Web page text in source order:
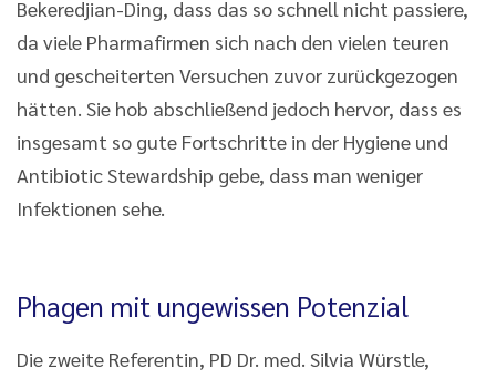
Bekeredjian-Ding, dass das so schnell nicht passiere,
da viele Pharmafirmen sich nach den vielen teuren
und gescheiterten Versuchen zuvor zurückgezogen
hätten. Sie hob abschließend jedoch hervor, dass es
insgesamt so gute Fortschritte in der Hygiene und
Antibiotic Stewardship gebe, dass man weniger
Infektionen sehe.
Phagen mit ungewissen Potenzial
Die zweite Referentin, PD Dr. med. Silvia Würstle,